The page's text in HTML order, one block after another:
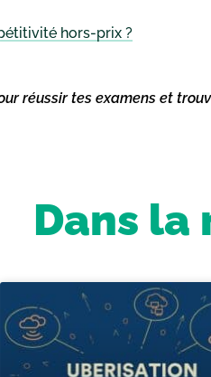
hors-prix ?
réussir tes examens et
Dans la